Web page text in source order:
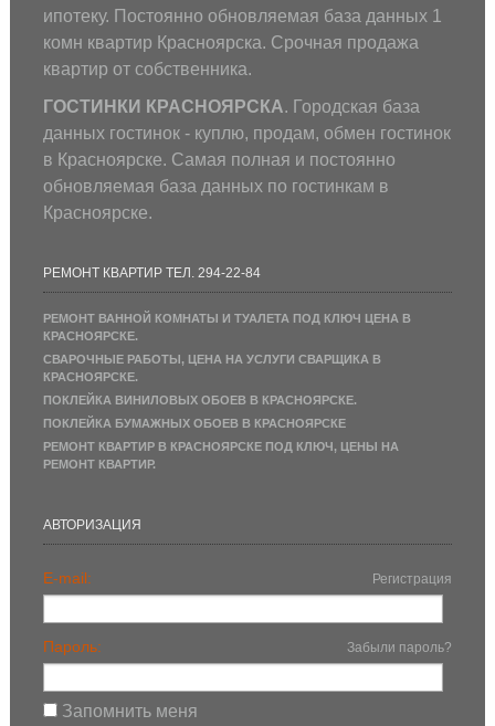
ипотеку. Постоянно обновляемая база данных 1
комн квартир Красноярска. Срочная продажа
квартир от собственника.
ГОСТИНКИ КРАСНОЯРСКА. Городская база
данных гостинок - куплю, продам, обмен гостинок
в Красноярске. Самая полная и постоянно
обновляемая база данных по гостинкам в
Красноярске.
РЕМОНТ КВАРТИР ТЕЛ. 294-22-84
РЕМОНТ ВАННОЙ КОМНАТЫ И ТУАЛЕТА ПОД КЛЮЧ ЦЕНА В
КРАСНОЯРСКЕ.
СВАРОЧНЫЕ РАБОТЫ, ЦЕНА НА УСЛУГИ СВАРЩИКА В
КРАСНОЯРСКЕ.
ПОКЛЕЙКА ВИНИЛОВЫХ ОБОЕВ В КРАСНОЯРСКЕ.
ПОКЛЕЙКА БУМАЖНЫХ ОБОЕВ В КРАСНОЯРСКЕ
РЕМОНТ КВАРТИР В КРАСНОЯРСКЕ ПОД КЛЮЧ, ЦЕНЫ НА
РЕМОНТ КВАРТИР.
АВТОРИЗАЦИЯ
E-mail: Регистрация
Пароль: Забыли пароль?
Запомнить меня